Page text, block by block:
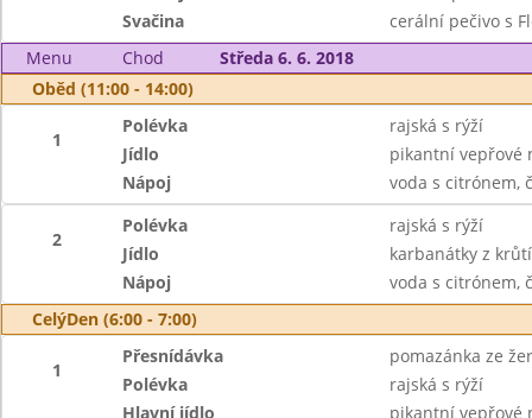
Svačina
cerální pečivo s
Menu
Chod
Středa 6. 6. 2018
Oběd (11:00 - 14:00)
1
Polévka
rajská s rýží
Jídlo
pikantní vepřové
Nápoj
voda s citrónem,
2
Polévka
rajská s rýží
Jídlo
karbanátky z
Nápoj
voda s citrónem,
CelýDen (6:00 - 7:00)
1
Přesnídávka
pomazánka ze
Polévka
rajská s rýží
Hlavní jídlo
pikantní vepřové